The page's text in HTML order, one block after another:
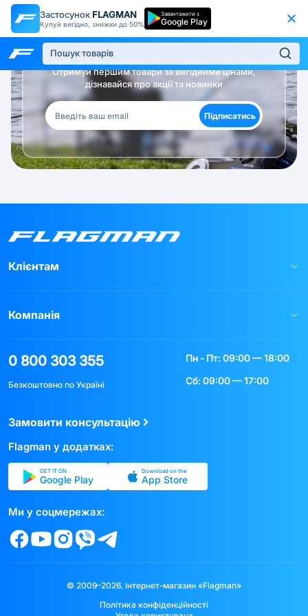
Застосунок FLAGMAN
Купуй вигідно, знижки до 50%
Завантажити з
Google Play
Будь в курсі!
Отримуй першим товари за вигідними цінами,
дізнавайся про акції та новинки
Підписатись
Клієнтам
Компанія
0 800 303 355
Безкоштовно по Україні
Пн - Пт: 09:00 — 18:00
Сб: 09:00 — 17:00
Замовити консультацію
Flagman у додатках:
GET IT ON
Google Play
Download on the
App Store
Ми у соцмережах:
© 2009–2026, Інтернет-магазин «Flagman»
Політика конфіденційності